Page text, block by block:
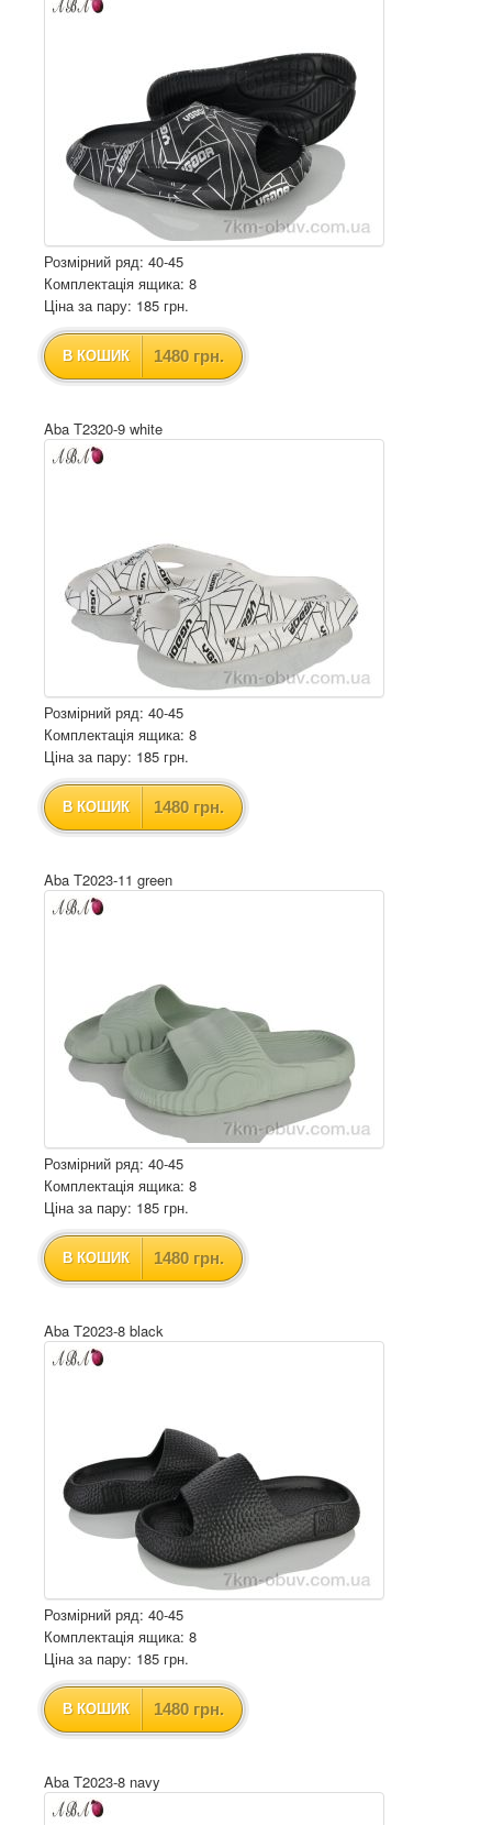
Розмірний ряд: 40-45
Комплектація ящика: 8
Ціна за пару: 185 грн.
В КОШИК 1480 грн.
Aba T2320-9 white
Розмірний ряд: 40-45
Комплектація ящика: 8
Ціна за пару: 185 грн.
В КОШИК 1480 грн.
Aba T2023-11 green
Розмірний ряд: 40-45
Комплектація ящика: 8
Ціна за пару: 185 грн.
В КОШИК 1480 грн.
Aba T2023-8 black
Розмірний ряд: 40-45
Комплектація ящика: 8
Ціна за пару: 185 грн.
В КОШИК 1480 грн.
Aba T2023-8 navy